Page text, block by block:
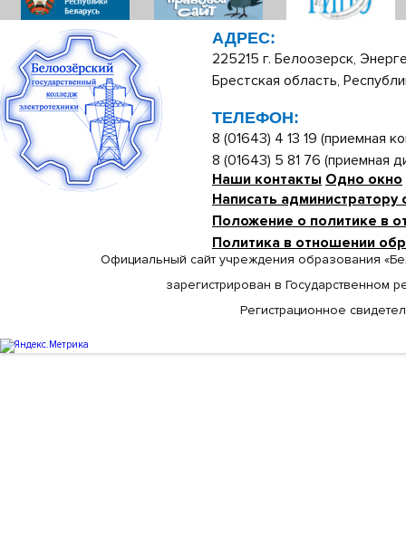
АДРЕС:
225215 г. Белоозерск,
Брестская область,
ТЕЛЕФОН:
8 (01643) 4 13 19 (приемная
8 (01643) 5 81 76 (приемная
Наши контакты Одно окно
Написать администратору
Положение о политике в
Политика в отношении
Официальный сайт учреждения образования
зарегистрирован в Государственном
Регистрационное